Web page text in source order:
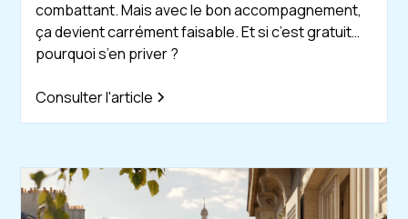
combattant. Mais avec le bon accompagnement,
ça devient carrément faisable. Et si c’est gratuit…
pourquoi s’en priver ?
Consulter l'article